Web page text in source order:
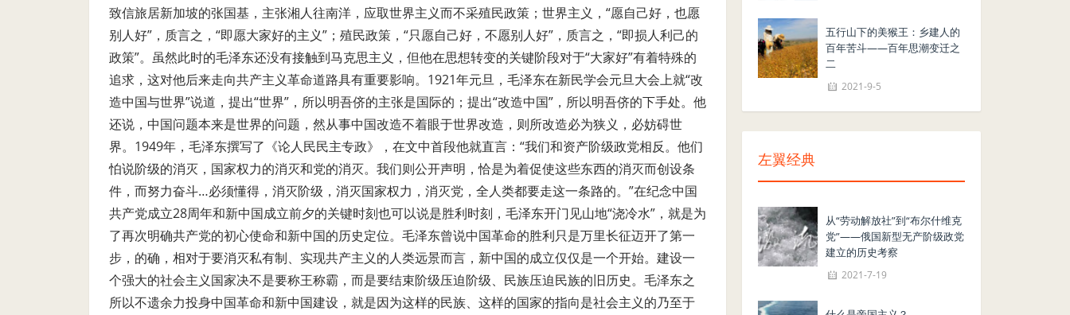
致信旅居新加坡的张国基，主张湘人往南洋，应取世界主义而不采殖民政策；世界主义，“愿自己好，也愿
别人好”，质言之，“即愿大家好的主义”；殖民政策，“只愿自己好，不愿别人好”，质言之，“即损人利己的
政策”。虽然此时的毛泽东还没有接触到马克思主义，但他在思想转变的关键阶段对于“大家好”有着特殊的
追求，这对他后来走向共产主义革命道路具有重要影响。1921年元旦，毛泽东在新民学会元旦大会上就“改
造中国与世界”说道，提出“世界”，所以明吾侪的主张是国际的；提出“改造中国”，所以明吾侪的下手处。他
还说，中国问题本来是世界的问题，然从事中国改造不着眼于世界改造，则所改造必为狭义，必妨碍世
界。1949年，毛泽东撰写了《论人民民主专政》，在文中首段他就直言：“我们和资产阶级政党相反。他们
怕说阶级的消灭，国家权力的消灭和党的消灭。我们则公开声明，恰是为着促使这些东西的消灭而创设条
件，而努力奋斗…必须懂得，消灭阶级，消灭国家权力，消灭党，全人类都要走这一条路的。”在纪念中国
共产党成立28周年和新中国成立前夕的关键时刻也可以说是胜利时刻，毛泽东开门见山地“浇冷水”，就是为
了再次明确共产党的初心使命和新中国的历史定位。毛泽东曾说中国革命的胜利只是万里长征迈开了第一
步，的确，相对于要消灭私有制、实现共产主义的人类远景而言，新中国的成立仅仅是一个开始。建设一
个强大的社会主义国家决不是要称王称霸，而是要结束阶级压迫阶级、民族压迫民族的旧历史。毛泽东之
所以不遗余力投身中国革命和新中国建设，就是因为这样的民族、这样的国家的指向是社会主义的乃至于
五行山下的美猴王：乡建人的
百年苦斗——百年思潮变迁之
二
2021-9-5
左翼经典
从“劳动解放社”到“布尔什维克
党”——俄国新型无产阶级政党
建立的历史考察
2021-7-19